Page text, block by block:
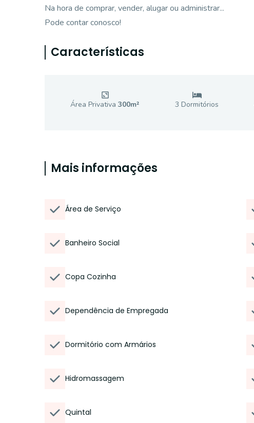
Na hora de comprar, vender, alugar ou administrar...
Pode contar conosco!
Características
Área Privativa 300m² 3 Dormitórios
Mais informações
Área de Serviço
Banheiro Social
Copa Cozinha
Dependência de Empregada
Dormitório com Armários
Hidromassagem
Quintal